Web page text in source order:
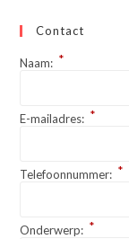
Contact
Naam: *
E-mailadres: *
Telefoonnummer: *
Onderwerp: *